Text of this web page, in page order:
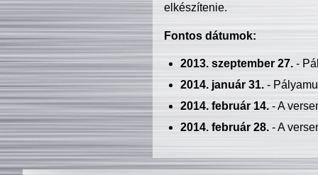
elkészítenie.
Fontos dátumok:
2013. szeptember 27.-
2014. január 31.-
2014. február 14.- A
2014. február 28.- A